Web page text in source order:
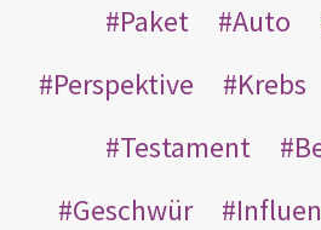
Paket
Auto
Perspektive
Krebs
Testament
Geschwür